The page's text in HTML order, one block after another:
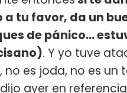
tu favor, da un
de pánico…
. Y yo tuve
es joda, no es
ayer en